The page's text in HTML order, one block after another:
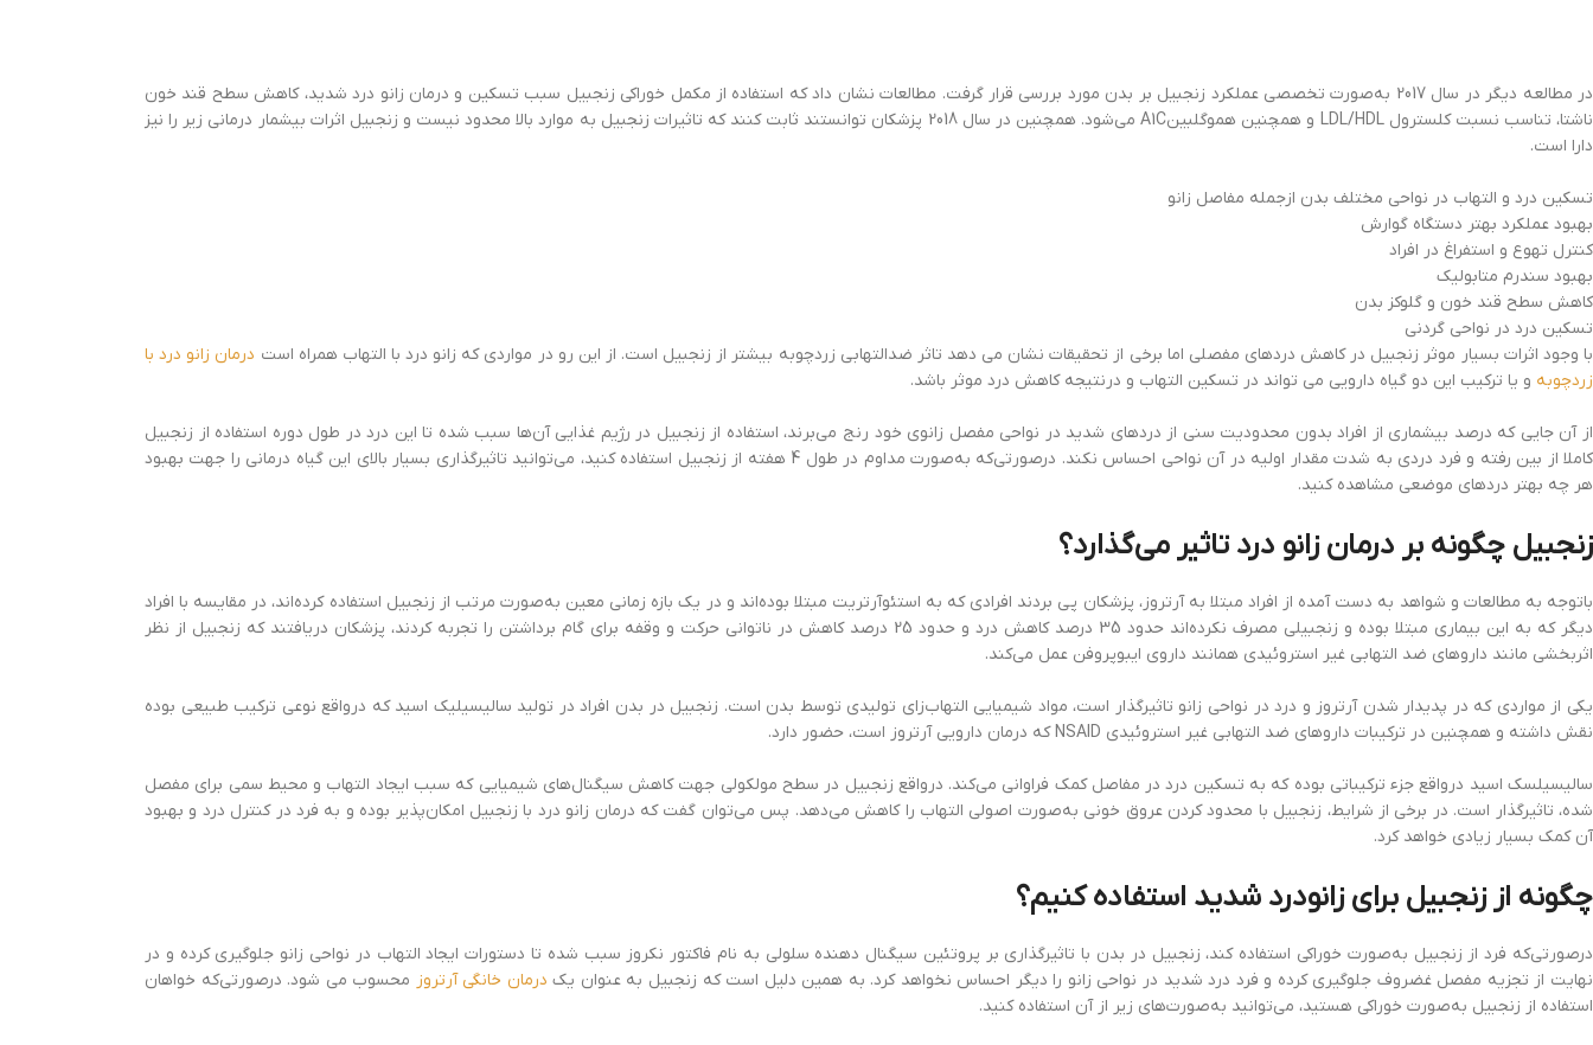
در مطالعه دیگر در سال 2017 به‌صورت تخصصی عملکرد زنجبیل بر بدن مورد بررسی قرار گرفت. مطالعات نشان داد که استفاده از مکمل خوراکی زنجبیل سبب تسکین و درمان زانو درد شدید، کاهش سطح قند خون
ناشتا، تناسب نسبت کلسترول LDL/HDL و همچنین هموگلبینA1C می‌شود. همچنین در سال 2018 پزشکان توانستند ثابت کنند که تاثیرات زنجبیل به موارد بالا محدود نیست و زنجبیل اثرات بی‍شمار درمانی زیر را نیز
دارا است.
تسکین درد و التهاب در نواحی مختلف بدن ازجمله مفاصل زانو
بهبود عملکرد بهتر دستگاه گوارش
کنترل تهوع و استفراغ در افراد
بهبود سندرم متابولیک
کاهش سطح قند خون و گلوکز بدن
تسکین درد در نواحی گردنی
با وجود اثرات بسیار موثر زنجبیل در کاهش دردهای مفصلی اما برخی از تحقیقات نشان می دهد تاثر ضدالتهابی زردچوبه بیشتر از زنجبیل است. از این رو در مواردی که زانو درد با التهاب همراه است درمان زانو درد با
زردچوبه و یا ترکیب این دو گیاه دارویی می تواند در تسکین التهاب و درنتیجه کاهش درد موثر باشد.
از آن جایی که درصد بیشماری از افراد بدون محدودیت سنی از دردهای شدید در نواحی مفصل زانوی خود رنج می‌برند، استفاده از زنجبیل در رژیم غذایی آن‌ها سبب شده تا این درد در طول دوره استفاده از زنجبیل
کاملا از بین رفته و فرد دردی به شدت مقدار اولیه در آن نواحی احساس نکند. در‌صورتی‌که به‌صورت مداوم در طول 4 هفته از زنجبیل استفاده کنید‌، می‌توانید تاثیرگذاری بسیار بالای این گیاه درمانی را جهت بهبود
هر چه بهتر دردهای موضعی مشاهده کنید.
زنجبیل چگونه بر درمان زانو درد تاثیر می‌گذارد؟
باتوجه به مطالعات و شواهد به دست آمده از افراد مبتلا به آرتروز، پزشکان پی بردند افرادی که به استئوآرتریت مبتلا بوده‌اند و در یک بازه زمانی معین به‌صورت مرتب از زنجبیل استفاده کرده‌اند، در مقایسه با افراد
دیگر که به این بیماری مبتلا بوده و زنجبیلی مصرف نکرده‌اند حدود 35 درصد کاهش درد و حدود 25 درصد کاهش در ناتوانی حرکت و وقفه برای گام برداشتن را تجربه کردند، پزشکان دریافتند که زنجبیل از نظر
اثربخشی مانند داروهای ضد التهابی غیر استروئیدی همانند داروی ایبوپروفن عمل می‌کند.
یکی از مواردی که در پدیدار شدن آرتروز و درد در نواحی زانو تاثیرگذار است، مواد شیمیایی التهاب‌زای تولیدی توسط بدن است. زنجبیل در بدن افراد در تولید سالیسیلیک اسید که درواقع نوعی ترکیب طبیعی بوده
نقش داشته و همچنین در ترکیبات داروهای ضد التهابی غیر استروئیدی NSAID که درمان دارویی آرتروز است، حضور دارد.
سالیسیلسک اسید درواقع جزء ترکیباتی بوده که به تسکین درد در مفاصل کمک فراوانی می‌کند. درواقع زنجبیل در سطح مولکولی جهت کاهش سیگنال‌های شیمیایی که سبب ایجاد التهاب و محیط سمی برای مفصل
شده، تاثیرگذار است. در برخی از شرایط، زنجبیل با محدود کردن عروق خونی به‌صورت اصولی التهاب را کاهش می‌دهد. پس می‌توان گفت که درمان زانو درد با زنجبیل امکان‌پذیر بوده و به فرد در کنترل درد و بهبود
آن کمک بسیار زیادی خواهد کرد.
چگونه از زنجبیل برای زانودرد شدید استفاده کنیم؟
درصورتی‌که فرد از زنجبیل به‌صورت خوراکی استفاده کند، زنجبیل در بدن با تاثیرگذاری بر پروتئین سیگنال دهنده سلولی به نام فاکتور نکروز سبب شده تا دستورات ایجاد التهاب در نواحی زانو جلوگیری کرده و در
نهایت از تجزیه مفصل غضروف جلوگیری کرده و فرد درد شدید در نواحی زانو را دیگر احساس نخواهد کرد. به همین دلیل است که زنجبیل به عنوان یک درمان خانگی آرتروز محسوب می شود. درصورتی‌که خواهان
استفاده از زنجبیل به‌صورت خوراکی هستید، می‌توانید به‌صورت‌های زیر از آن استفاده کنید.